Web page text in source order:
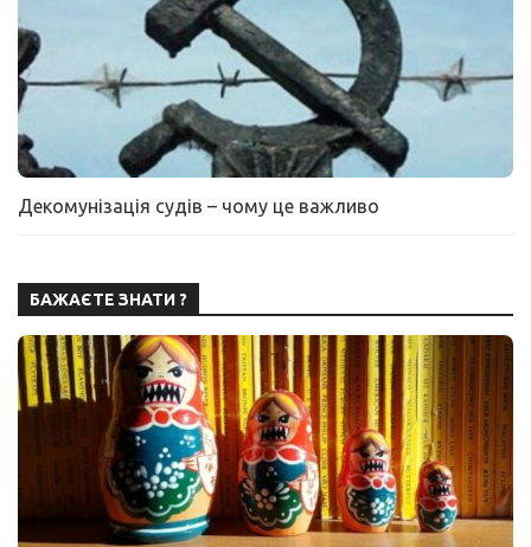
Декомунізація судів – чому це важливо
БАЖАЄТЕ ЗНАТИ ?